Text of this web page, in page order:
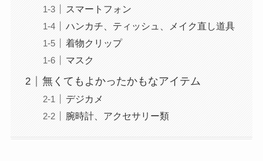
スマートフォン
ハンカチ、ティッシュ、メイク直し道具
着物クリップ
マスク
無くてもよかったかもなアイテム
デジカメ
腕時計、アクセサリー類